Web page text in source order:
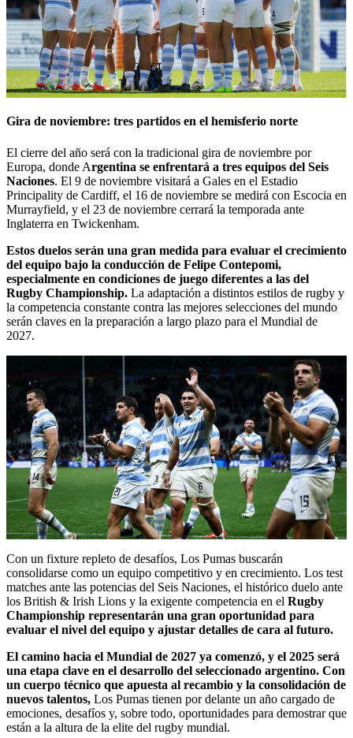
Gira de noviembre: tres partidos en el hemisferio norte
El cierre del año será con la tradicional gira de noviembre por
Europa, donde Argentina se enfrentará a tres equipos del Seis
Naciones. El 9 de noviembre visitará a Gales en el Estadio
Principality de Cardiff, el 16 de noviembre se medirá con Escocia en
Murrayfield, y el 23 de noviembre cerrará la temporada ante
Inglaterra en Twickenham.
Estos duelos serán una gran medida para evaluar el crecimiento
del equipo bajo la conducción de Felipe Contepomi,
especialmente en condiciones de juego diferentes a las del
Rugby Championship. La adaptación a distintos estilos de rugby y
la competencia constante contra las mejores selecciones del mundo
serán claves en la preparación a largo plazo para el Mundial de
2027.
Con un fixture repleto de desafíos, Los Pumas buscarán
consolidarse como un equipo competitivo y en crecimiento. Los test
matches ante las potencias del Seis Naciones, el histórico duelo ante
los British & Irish Lions y la exigente competencia en el Rugby
Championship representarán una gran oportunidad para
evaluar el nivel del equipo y ajustar detalles de cara al futuro.
El camino hacia el Mundial de 2027 ya comenzó, y el 2025 será
una etapa clave en el desarrollo del seleccionado argentino. Con
un cuerpo técnico que apuesta al recambio y la consolidación de
nuevos talentos, Los Pumas tienen por delante un año cargado de
emociones, desafíos y, sobre todo, oportunidades para demostrar que
están a la altura de la elite del rugby mundial.